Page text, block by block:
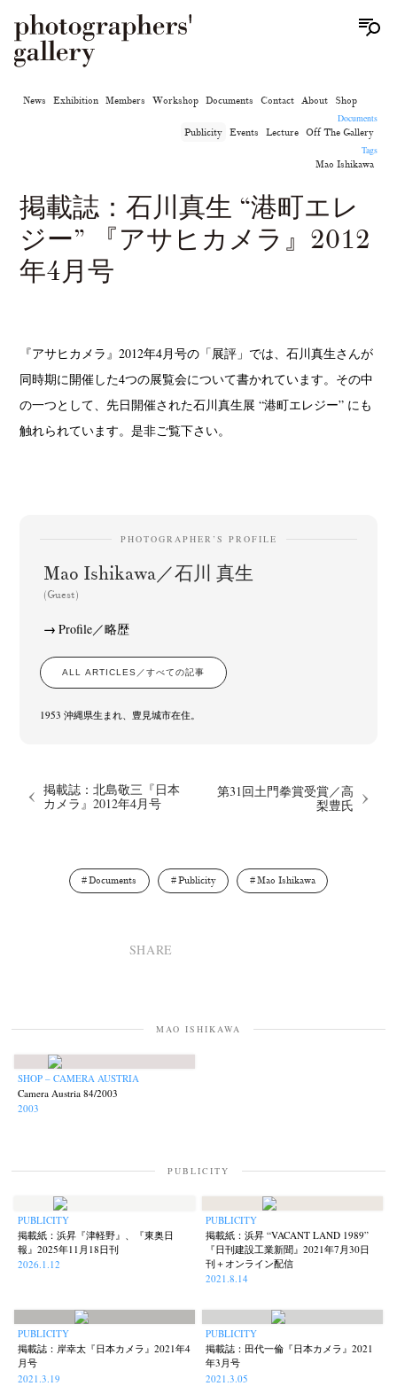
News Exhibition Workshop Documents
News Exhibition Members Workshop Documents Contact About
Shop
Documents
Publicity Events Lecture Off The Gallery
Tags
Mao Ishikawa
掲載誌：石川真生 “港町エレ
ジー” 『アサヒカメラ』2012
年4月号
『アサヒカメラ』2012年4月号の「展評」では、石川真生さんが
同時期に開催した4つの展覧会について書かれています。その中
の一つとして、先日開催された石川真生展 “港町エレジー” にも
触れられています。是非ご覧下さい。
PHOTOGRAPHER’S PROFILE
Mao Ishikawa／石川 真生
(Guest)
Profile／略歴
ALL ARTICLES／すべての記事
1953 沖縄県生まれ、豊見城市在住。
掲載誌：北島敬三『日本
カメラ』2012年4月号
第31回土門拳賞受賞／高
梨豊氏
Documents Publicity Mao Ishikawa
SHARE
MAO ISHIKAWA
SHOP – CAMERA AUSTRIA
Camera Austria 84/2003
2003
PUBLICITY
PUBLICITY
掲載紙：浜昇『津軽野』、『東奥日
報』2025年11月18日刊
2026.1.12
PUBLICITY
掲載紙：浜昇 “VACANT LAND 1989”
『日刊建設工業新聞』2021年7月30日
刊＋オンライン配信
2021.8.14
PUBLICITY
掲載誌：岸幸太『日本カメラ』2021年4
月号
2021.3.19
PUBLICITY
掲載誌：田代一倫『日本カメラ』2021
年3月号
2021.3.05